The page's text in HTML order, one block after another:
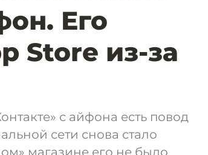
Его
Store из-за
с айфона есть повод
сети снова стало
магазине его не было